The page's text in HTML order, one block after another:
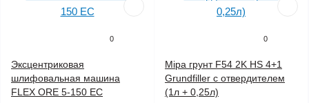
0
Эксцентриковая
шлифовальная машина
FLEX ORE 5-150 EC
0
Mipa грунт F54 2K HS 4+1
Grundfiller с отвердителем
(1л + 0,25л)